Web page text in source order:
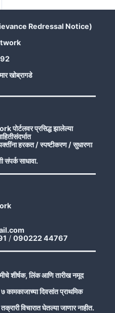
Redressal Notice)
खोब्रागडे
प्रसिद्ध झालेल्या
हरकत / स्पष्टीकरण / सुधारणा
संपर्क साधावा.
/ 090222 44767
शीर्षक, लिंक आणि तारीख नमूद
कामकाजाच्या दिवसांत प्राथमिक
विचारात घेतल्या जाणार नाहीत.